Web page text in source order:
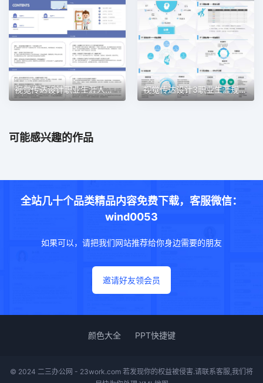
视觉传达设计职业生涯人物访谈职业生涯规划PPT模板 视觉传达设计3职业生涯规划PPT模板
可能感兴趣的作品
全站几十个品类精品内容免费下载，客服微信：
wind0053
如果可以，请把我们网站推荐给你身边需要的朋友
邀请好友领会员
颜色大全 PPT快捷键
© 2024 二三办公网 - 23work.com 若发现你的权益被侵害.请联系客服,我们将